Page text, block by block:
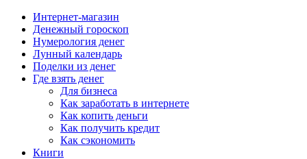
Интернет-магазин
Денежный гороскоп
Нумерология денег
Лунный календарь
Поделки из денег
Где взять денег
Для бизнеса
Как заработать в интернете
Как копить деньги
Как получить кредит
Как сэкономить
Книги